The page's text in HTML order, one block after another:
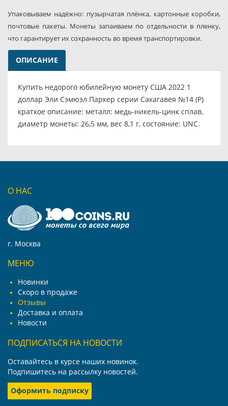
Упаковываем надёжно: пузырчатая плёнка, картонные коробки,
почтовые пакеты. Монеты запаиваем по отдельности в пленку,
что гарантирует их сохранность во время транспортировки.
ОПИСАНИЕ
Купить недорого юбилейную монету США 2022 1
доллар Эли Сэмюэл Паркер серии Сакагавея №14 (P)
краткое описание: металл: медь-никель-цинк сплав,
диаметр монеты: 26,5 мм, вес 8,1 г, состояние: UNC.
О НАС
г. Москва
МЕНЮ
Новинки
Скоро в продаже
Отзывы
Доставка и оплата
Новости
ПОДПИСАТЬСЯ НА НОВОСТИ
Оставайтесь в курсе наших новинок.
Подпишитесь на рассылку новостей.
Оформить подписку